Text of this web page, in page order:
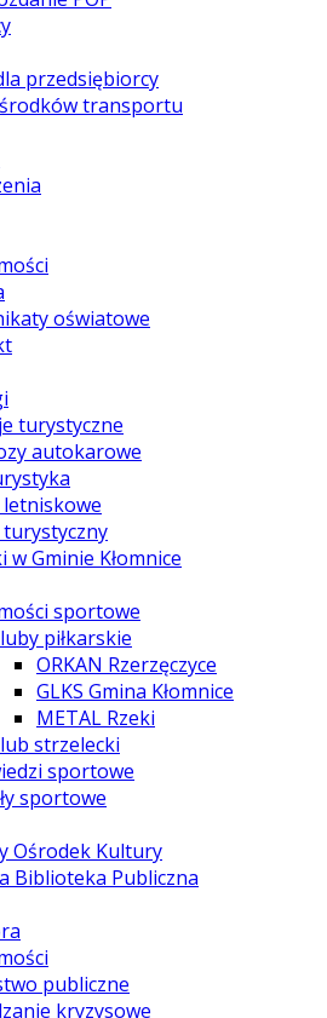
przedsiębiorcy
transportu
oświatowe
turystyczne
autokarowe
w Gminie Kłomnice
sportowe
piłkarskie
ORKAN Rzerzęczyce
GLKS Gmina Kłomnice
METAL Rzeki
strzelecki
sportowe
sportowe
Ośrodek Kultury
Biblioteka Publiczna
publiczne
kryzysowe